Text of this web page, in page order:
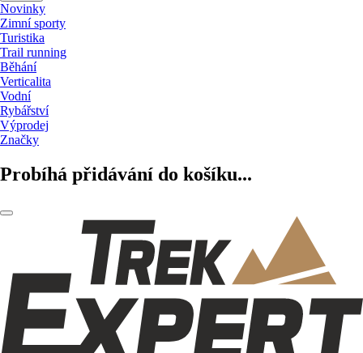
Novinky
Zimní sporty
Turistika
Trail running
Běhání
Verticalita
Vodní
Rybářství
Výprodej
Značky
Probíhá přidávání do košíku...